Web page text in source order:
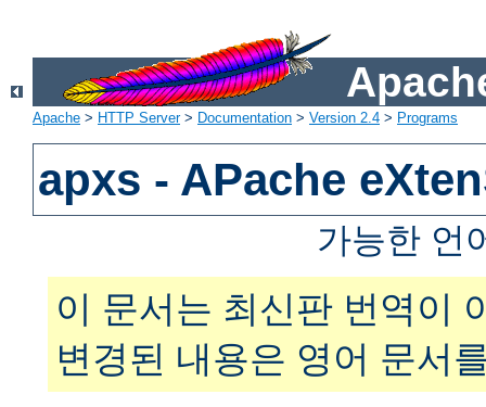
Apache > HTTP Server> Documentation > Version 2.4 > Programs
apxs - APache
가능한 언
이 문서는 최신판 번역이
변경된 내용은 영어 문서